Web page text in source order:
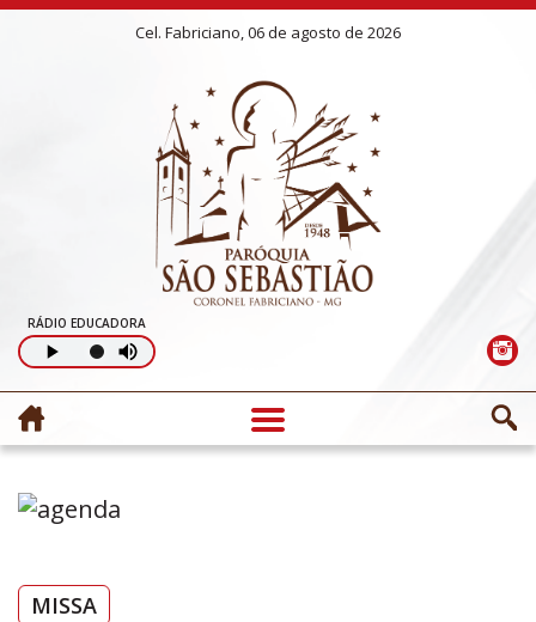
Cel. Fabriciano, 06 de agosto de 2026
RÁDIO EDUCADORA
MISSA